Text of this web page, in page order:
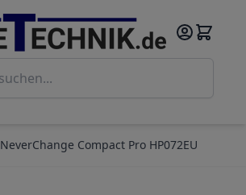
NeverChange Compact Pro HP072EU